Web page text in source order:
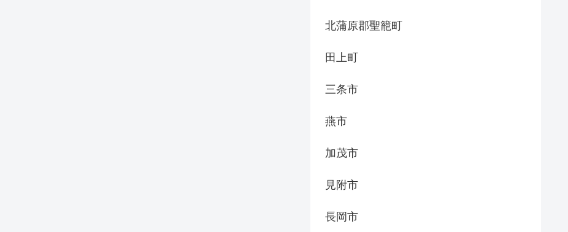
北蒲原郡聖籠町
田上町
三条市
燕市
加茂市
見附市
長岡市